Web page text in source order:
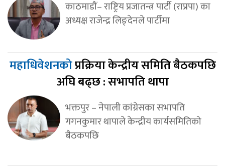
काठमाडौं– राष्ट्रिय प्रजातन्त्र पार्टी (राप्रपा) का
अध्यक्ष राजेन्द्र लिङ्देनले पार्टीमा
महाधिवेशनकोप्रक्रिया केन्द्रीय समिति बैठकपछि
अघि बढ्छ : सभापति थापा
भक्तपुर – नेपाली कांग्रेसका सभापति
गगनकुमार थापाले केन्द्रीय कार्यसमितिको
बैठकपछि